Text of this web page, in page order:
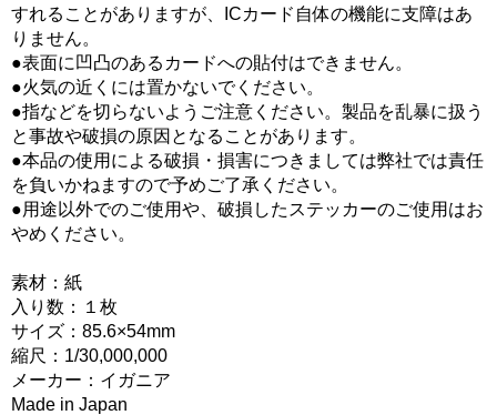
すれることがありますが、ICカード自体の機能に支障はあ
りません。
●表面に凹凸のあるカードへの貼付はできません。
●火気の近くには置かないでください。
●指などを切らないようご注意ください。製品を乱暴に扱う
と事故や破損の原因となることがあります。
●本品の使用による破損・損害につきましては弊社では責任
を負いかねますので予めご了承ください。
●用途以外でのご使用や、破損したステッカーのご使用はお
やめください。
素材：紙
入り数：１枚
サイズ：85.6×54mm
縮尺：1/30,000,000
メーカー：イガニア
Made in Japan